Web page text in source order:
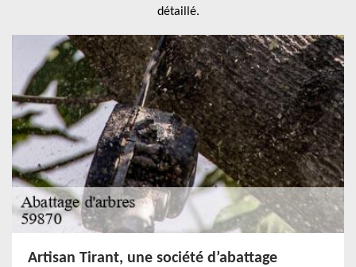
détaillé.
Artisan Tirant, une société d’abattage